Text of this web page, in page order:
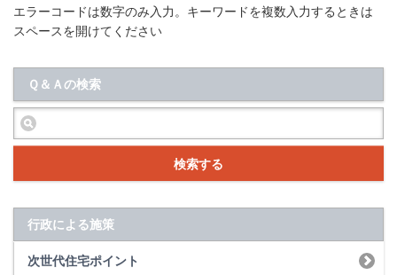
エラーコードは数字のみ入力。キーワードを複数入力するときは
スペースを開けてください
Ｑ＆Ａの検索
検索する
行政による施策
次世代住宅ポイント